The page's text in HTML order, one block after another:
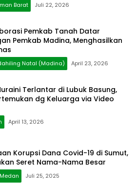
Barat Juli 22, 2026
Pemkab Tanah Datar
Pemkab Madina, Menghasilkan
Natal (Madina) April 23, 2026
Terlantar di Lubuk Basung,
dg Keluarga via Video
April 13, 2026
Korupsi Dana Covid-19 di Sumut,
Seret Nama-Nama Besar
Juli 25, 2025